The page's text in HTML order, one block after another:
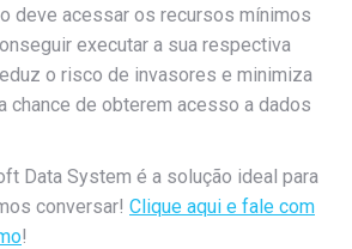
deve acessar os recursos mínimos
executar a sua respectiva
o risco de invasores e minimiza
chance de obterem acesso a dados
Data System é a solução ideal para
conversar! Clique aqui e fale com
!